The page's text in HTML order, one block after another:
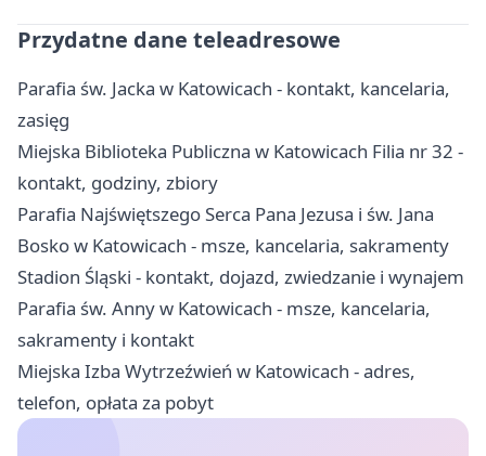
Przydatne dane teleadresowe
Parafia św. Jacka w Katowicach - kontakt, kancelaria,
zasięg
Miejska Biblioteka Publiczna w Katowicach Filia nr 32 -
kontakt, godziny, zbiory
Parafia Najświętszego Serca Pana Jezusa i św. Jana
Bosko w Katowicach - msze, kancelaria, sakramenty
Stadion Śląski - kontakt, dojazd, zwiedzanie i wynajem
Parafia św. Anny w Katowicach - msze, kancelaria,
sakramenty i kontakt
Miejska Izba Wytrzeźwień w Katowicach - adres,
telefon, opłata za pobyt